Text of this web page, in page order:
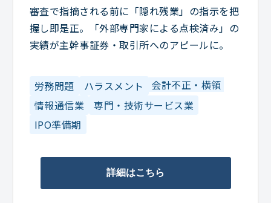
審査で指摘される前に「隠れ残業」の指示を把
握し即是正。「外部専門家による点検済み」の
実績が主幹事証券・取引所へのアピールに。
労務問題 ハラスメント
会計不正・横領
情報通信業
専門・技術サービス業
IPO準備期
詳細はこちら